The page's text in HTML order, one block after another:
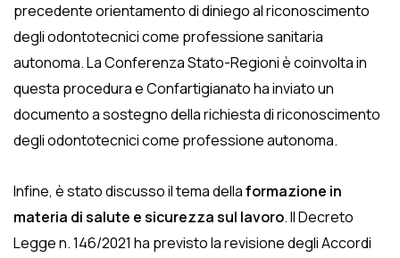
precedente orientamento di diniego al riconoscimento
degli odontotecnici come professione sanitaria
autonoma. La Conferenza Stato-Regioni è coinvolta in
questa procedura e Confartigianato ha inviato un
documento a sostegno della richiesta di riconoscimento
degli odontotecnici come professione autonoma.
Infine, è stato discusso il tema dellaformazione in
materia di salute e sicurezza sul lavoro. Il Decreto
Legge n. 146/2021 ha previsto la revisione degli Accordi